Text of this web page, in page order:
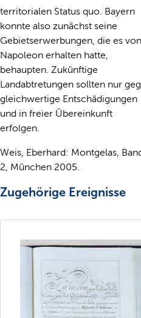
territorialen Status quo. Bayern
konnte also zunächst seine
Gebietserwerbungen, die es von
Napoleon erhalten hatte,
behaupten. Zukünftige
Landabtretungen sollten nur
gleichwertige Entschädigungen
und in freier Übereinkunft
erfolgen.
Weis, Eberhard: Montgelas,
2, München 2005.
Zugehörige Ereignisse